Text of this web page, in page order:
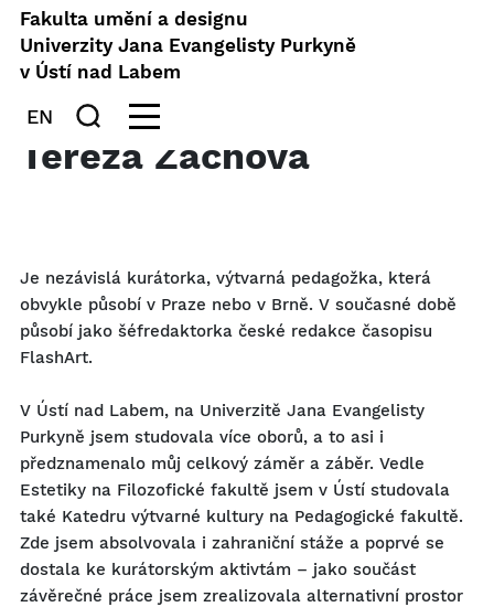
Fakulta umění a designu
Univerzity Jana Evangelisty Purkyně
v Ústí nad Labem
EN
Tereza Záchová
Je nezávislá kurátorka, výtvarná pedagožka, která
obvykle působí v Praze nebo v Brně. V současné době
působí jako šéfredaktorka české redakce časopisu
FlashArt.
V Ústí nad Labem, na Univerzitě Jana Evangelisty
Purkyně jsem studovala více oborů, a to asi i
předznamenalo můj celkový záměr a záběr. Vedle
Estetiky na Filozofické fakultě jsem v Ústí studovala
také Katedru výtvarné kultury na Pedagogické fakultě.
Zde jsem absolvovala i zahraniční stáže a poprvé se
dostala ke kurátorským aktivtám – jako součást
závěrečné práce jsem zrealizovala alternativní prostor